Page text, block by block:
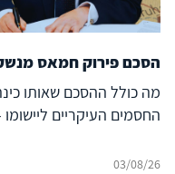
הסכם פירוק חמאס
מה כולל ההסכם שאותו
החסמים העיקריים
03/08/26